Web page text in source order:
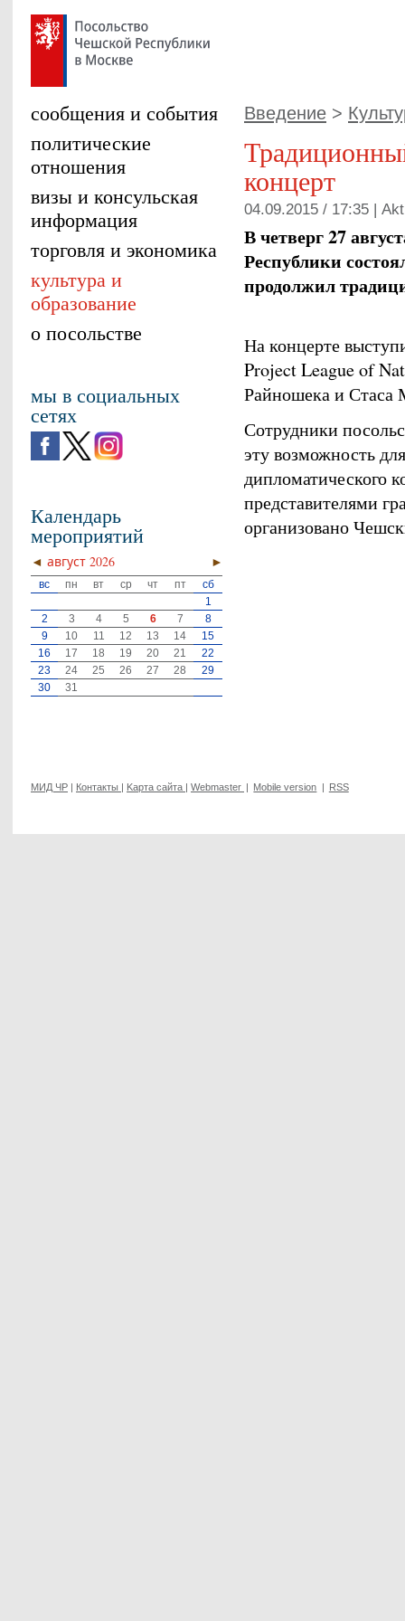
Введение >
концерт
04.09.2015 / 17:35 |
В четверг 27
Республики
продолжил
На концерте
Project League of
Райношека и Стаса
Сотрудники
эту возможность
дипломатического
представителями
организовано
сообщения и события
политические
отношения
визы и консульская
информация
торговля и экономика
культура и
образование
о посольстве
мы в социальных
сетях
Календарь
мероприятий
◄ ►
август 2026
вс пн вт ср чт пт
сб
1
2
3 4 5 6 7
8
9
10 11 12 13 14
15
16
17 18 19 20 21
22
23
24 25 26 27 28
29
30
31
МИД ЧР | Контакты | Kарта сайта | Webmaster | Mobile version | RSS